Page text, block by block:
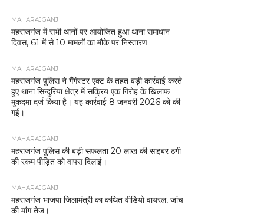
MAHARAJGANJ
महराजगंज में सभी थानों पर आयोजित हुआ थाना समाधान
दिवस, 61 में से 10 मामलों का मौके पर निस्तारण
MAHARAJGANJ
महराजगंज पुलिस ने गैंगेस्टर एक्ट के तहत बड़ी कार्रवाई करते
हुए थाना सिन्दुरिया क्षेत्र में सक्रिय एक गिरोह के खिलाफ
मुकदमा दर्ज किया है। यह कार्रवाई 8 जनवरी 2026 को की
गई।
MAHARAJGANJ
महराजगंज पुलिस की बड़ी सफलता 20 लाख की साइबर ठगी
की रकम पीड़ित को वापस दिलाई।
MAHARAJGANJ
महराजगंज भाजपा जिलामंत्री का कथित वीडियो वायरल, जांच
की मांग तेज।